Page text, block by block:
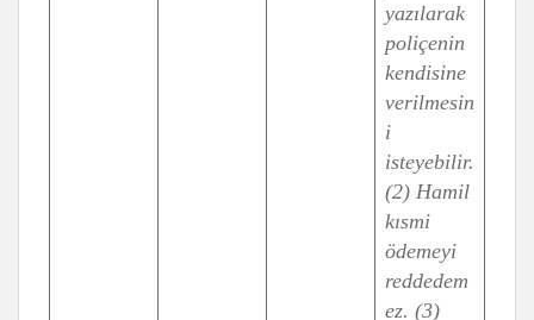
yazılarak
poliçenin
kendisine
verilmesin
i
isteyebilir.
(2) Hamil
kısmi
ödemeyi
reddedem
ez. (3)